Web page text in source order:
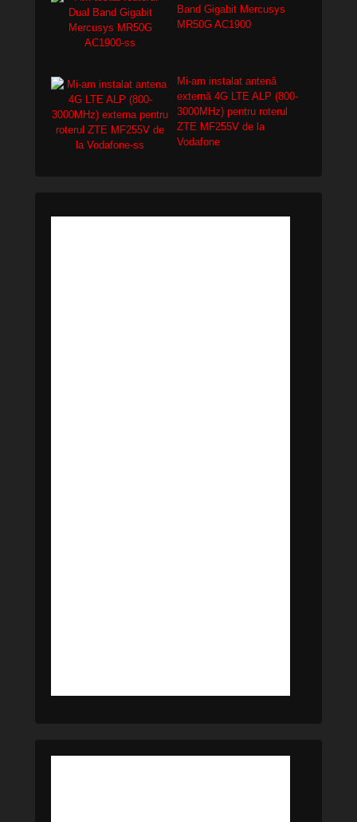
Band Gigabit Mercusys
MR50G AC1900
Mi-am instalat antenă
externă 4G LTE ALP (800-
3000MHz) pentru roterul
ZTE MF255V de la
Vodafone